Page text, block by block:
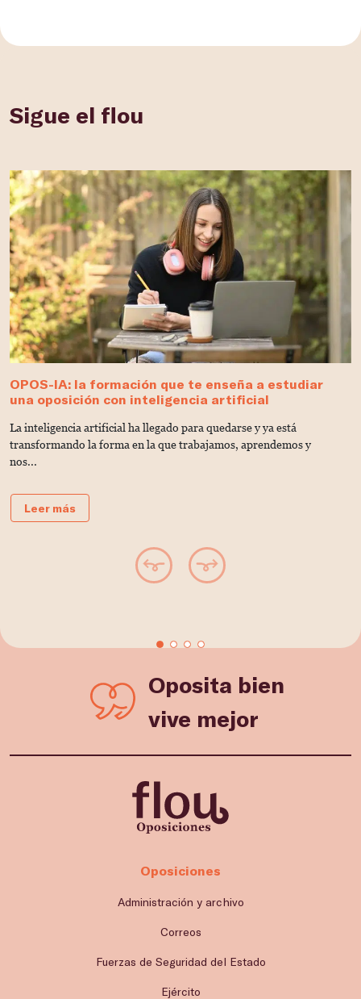
Sigue el flou
OPOS-IA: la formación que te enseña a estudiar
una oposición con inteligencia artificial
La inteligencia artificial ha llegado para quedarse y ya está
transformando la forma en la que trabajamos, aprendemos y
nos...
Leer más
Oposita bien
vive mejor
Oposiciones
Administración y archivo
Correos
Fuerzas de Seguridad del Estado
Ejército